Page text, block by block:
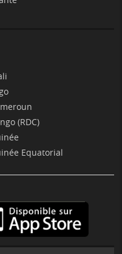
(RDC)
Equatorial